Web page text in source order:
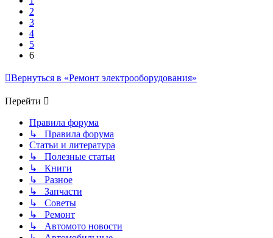
2
3
4
5
6
Вернуться в «Ремонт электрооборудования»
Перейти
Правила форума
↳ Правила форума
Статьи и литература
↳ Полезные статьи
↳ Книги
↳ Разное
↳ Запчасти
↳ Советы
↳ Ремонт
↳ Автомото новости